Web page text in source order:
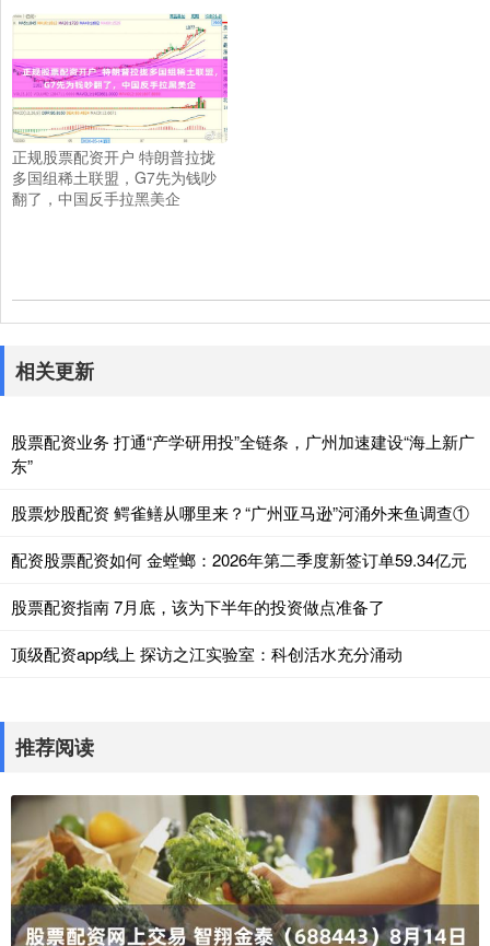
正规股票配资开户 特朗普拉拢
多国组稀土联盟，G7先为钱吵
翻了，中国反手拉黑美企
相关更新
股票配资业务 打通“产学研用投”全链条，广州加速建设“海上新广
东”
股票炒股配资 鳄雀鳝从哪里来？“广州亚马逊”河涌外来鱼调查①
配资股票配资如何 金螳螂：2026年第二季度新签订单59.34亿元
股票配资指南 7月底，该为下半年的投资做点准备了
顶级配资app线上 探访之江实验室：科创活水充分涌动
推荐阅读